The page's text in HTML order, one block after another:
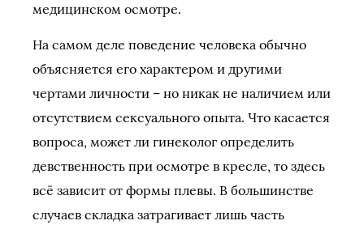
медицинском осмотре.
На самом деле поведение человека обычно
объясняется его характером и другими
чертами личности – но никак не наличием или
отсутствием сексуального опыта. Что касается
вопроса, может ли гинеколог определить
девственность при осмотре в кресле, то здесь
всё зависит от формы плевы. В большинстве
случаев складка затрагивает лишь часть